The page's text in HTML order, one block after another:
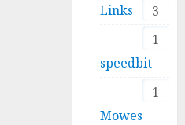
3
Links
1
speedbit
1
Mowes